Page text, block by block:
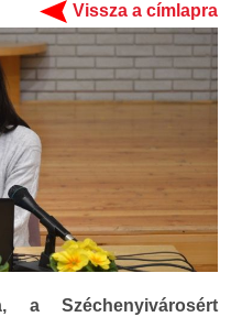
Vissza a címlapra
a Széchenyivárosért